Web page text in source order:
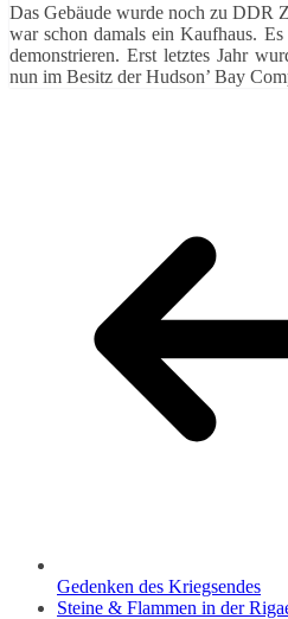
Das Gebäude wurde noch zu DDR
war schon damals ein Kaufhaus.
demonstrieren. Erst letztes Jahr
nun im Besitz der Hudson’ Bay
Gedenken des Kriegsendes
Steine & Flammen in der